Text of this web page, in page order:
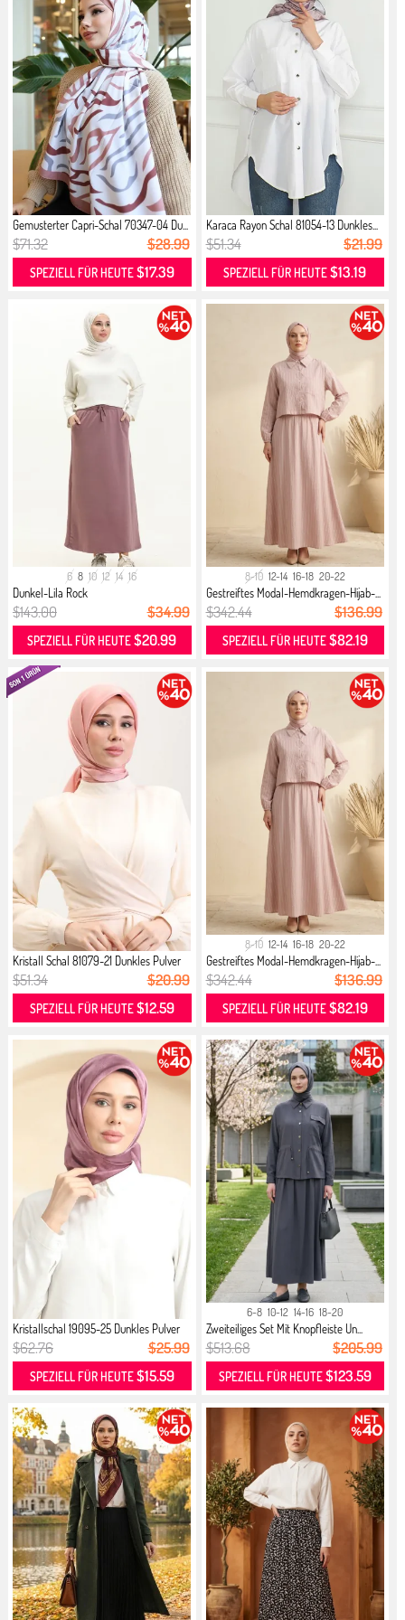
Gemusterter Capri-Schal 70347-04 Du...
$71.32 $28.99
SPEZIELL FÜR HEUTE$17.39
Karaca Rayon Schal 81054-13 Dunkles...
$51.34 $21.99
SPEZIELL FÜR HEUTE$13.19
6 8 10 12 14 16
Dunkel-Lila Rock
$143.00 $34.99
SPEZIELL FÜR HEUTE$20.99
8-10 12-14 16-18 20-22
Gestreiftes Modal-Hemdkragen-Hijab-...
$342.44 $136.99
SPEZIELL FÜR HEUTE$82.19
Kristall Schal 81079-21 Dunkles Pulver
$51.34 $20.99
SPEZIELL FÜR HEUTE$12.59
8-10 12-14 16-18 20-22
Gestreiftes Modal-Hemdkragen-Hijab-...
$342.44 $136.99
SPEZIELL FÜR HEUTE$82.19
Kristallschal 19095-25 Dunkles Pulver
$62.76 $25.99
SPEZIELL FÜR HEUTE$15.59
6-8 10-12 14-16 18-20
Zweiteiliges Set Mit Knopfleiste Un...
$513.68 $205.99
SPEZIELL FÜR HEUTE$123.59